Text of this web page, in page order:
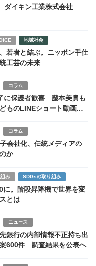
イキン工業株式会社
地域社会
若者と結ぶ。ニッポン手仕
工芸の未来
コラム
に保護者歓喜 藤本美貴も
ものLINEショート動画問
コラム
会社化、伝統メディアの
か
み SDGsの取り組み
に。階段昇降機で世界を変
とは
ニュース
銀行の内部情報不正持ち出
案600件 調査結果を公表へ